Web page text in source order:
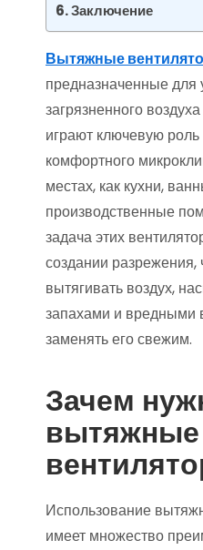
Заключение
Вытяжные
предназначенные для
загрязненного
играют ключевую
комфортного
местах, как кухни,
производственные
задача этих
создании разрежения,
вытягивать воздух,
запахами и вредными
заменять его свежим.
Зачем
вытяжные
Использование
имеет множество